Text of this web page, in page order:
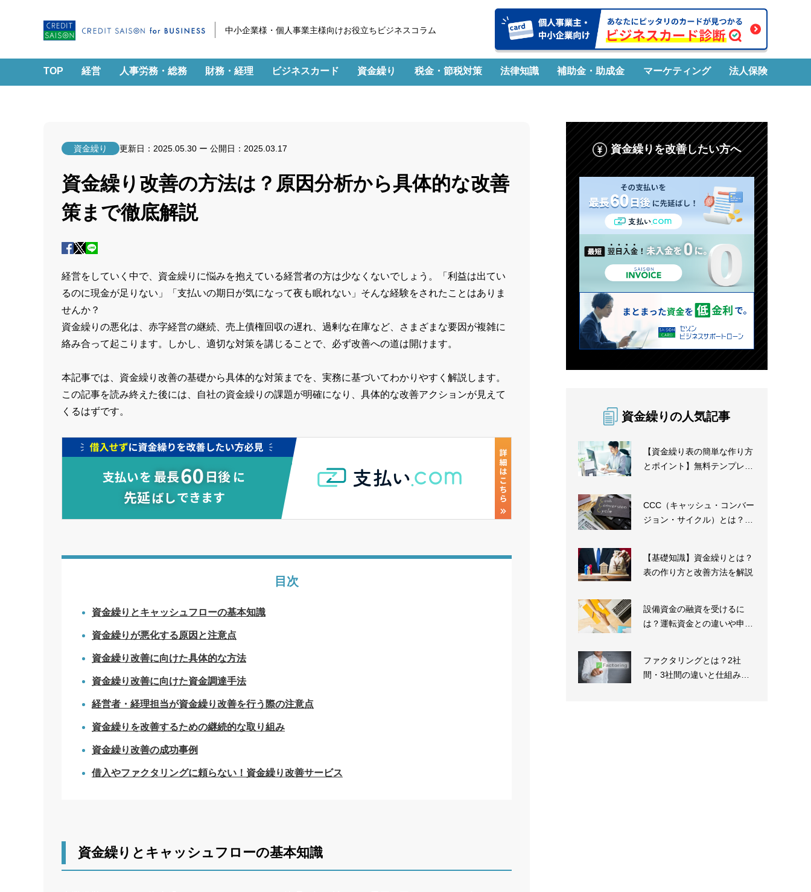
中小企業様・個人事業主様向けお役立ちビジネスコラム
TOP 経営 人事労務・総務 財務・経理 ビジネスカード 資金繰り 税金・節税対策 法律知識 補助金・助成金 マーケティング 法人保険
資金繰り 更新日： 2025.05.30 ー 公開日： 2025.03.17
資金繰り改善の方法は？原因分析から具体的な改善
策まで徹底解説
経営をしていく中で、資金繰りに悩みを抱えている経営者の方は少なくないでしょう。「利益は出てい
るのに現金が足りない」「支払いの期日が気になって夜も眠れない」そんな経験をされたことはありま
せんか？
資金繰りの悪化は、赤字経営の継続、売上債権回収の遅れ、過剰な在庫など、さまざまな要因が複雑に
絡み合って起こります。しかし、適切な対策を講じることで、必ず改善への道は開けます。
本記事では、資金繰り改善の基礎から具体的な対策までを、実務に基づいてわかりやすく解説します。
この記事を読み終えた後には、自社の資金繰りの課題が明確になり、具体的な改善アクションが見えて
くるはずです。
目次
資金繰りとキャッシュフローの基本知識
資金繰りが悪化する原因と注意点
資金繰り改善に向けた具体的な方法
資金繰り改善に向けた資金調達手法
経営者・経理担当が資金繰り改善を行う際の注意点
資金繰りを改善するための継続的な取り組み
資金繰り改善の成功事例
借入やファクタリングに頼らない！資金繰り改善サービス
資金繰りとキャッシュフローの基本知識
資金繰りを改善したい方へ
資金繰りの人気記事
【資金繰り表の簡単な作り方
とポイント】無料テンプレー
CCC（キャッシュ・コンバー
ジョン・サイクル）とは？改
【基礎知識】資金繰りとは？
表の作り方と改善方法を解説
設備資金の融資を受けるに
は？運転資金との違いや申し
ファクタリングとは？2社
間・3社間の違いと仕組みを